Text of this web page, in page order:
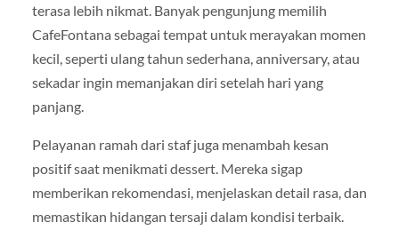
terasa lebih nikmat. Banyak pengunjung memilih
CafeFontana sebagai tempat untuk merayakan momen
kecil, seperti ulang tahun sederhana, anniversary, atau
sekadar ingin memanjakan diri setelah hari yang
panjang.
Pelayanan ramah dari staf juga menambah kesan
positif saat menikmati dessert. Mereka sigap
memberikan rekomendasi, menjelaskan detail rasa, dan
memastikan hidangan tersaji dalam kondisi terbaik.